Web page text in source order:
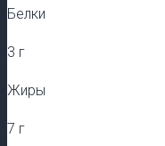
Белки
3 г
Жиры
7 г